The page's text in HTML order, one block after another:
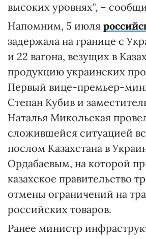
высоких уровнях", –
Напомним, 5 июля
задержала на границе с
и 22 вагона, везущих в
продукцию украинских
Первый вице-премьер-
Степан Кубив и
Наталья Микольская
сложившейся ситуацией
послом Казахстана в
Ордабаевым, на которой
казахское правительство
отмены ограничений на
российских товаров.
Ранее министр